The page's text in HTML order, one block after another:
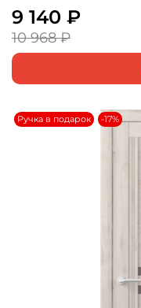
9 140 ₽
10 968 ₽
Ручка в подарок -17%